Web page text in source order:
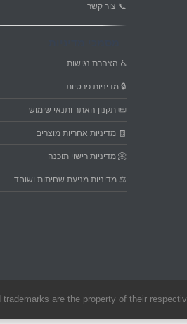
📞 צור קשר
♿ הצהרת נגישות
🔒 מדיניות פרטיות
📜 תקנון האתר ותנאי שימוש
🧾 מדיניות אחריות מוצרים
📀 מדיניות רישוי תוכנה
⚖️ מדיניות מניעת שחיתות ושוחד